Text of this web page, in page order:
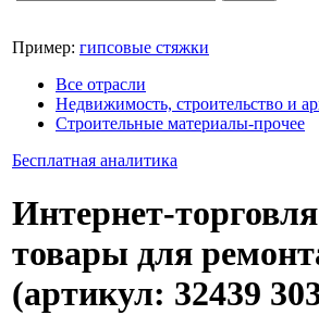
Пример: гипсовые стяжки
Все отрасли
Недвижимость, строительство и
Строительные материалы-прочее
Бесплатная аналитика
Интернет-
товары для
(артикул: 32439